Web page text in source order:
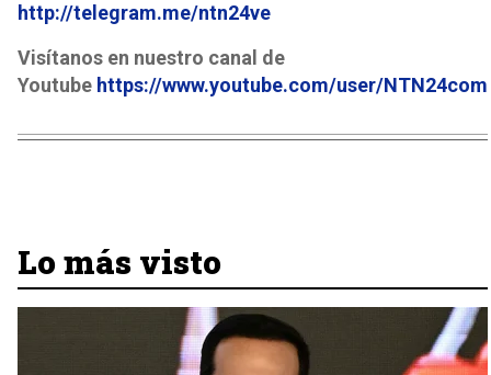
http://telegram.me/ntn24ve
Visítanos en nuestro canal de
Youtube https://www.youtube.com/user/NTN24com
Lo más visto